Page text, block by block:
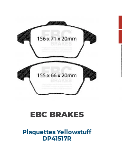
EBC BRAKES
Plaquettes Yellowstuff
DP41517R